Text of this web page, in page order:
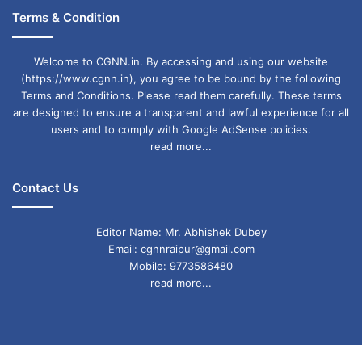
Terms & Condition
Welcome to CGNN.in. By accessing and using our website
(https://www.cgnn.in), you agree to be bound by the following
Terms and Conditions. Please read them carefully. These terms
are designed to ensure a transparent and lawful experience for all
users and to comply with Google AdSense policies.
read more...
Contact Us
Editor Name: Mr. Abhishek Dubey
Email: cgnnraipur@gmail.com
Mobile: 9773586480
read more...